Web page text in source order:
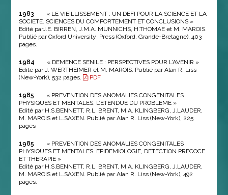
1983 « LE VIEILLISSEMENT : UN DEFI POUR LA SCIENCE ET LA
SOCIETE. SCIENCES DU COMPORTEMENT ET CONCLUSIONS »
Edité parJ.E. BIRREN, J.M.A. MUNNICHS, H.THOMAE et M. MAROIS.
Publié par Oxford University Press (Oxford, Grande-Bretagne), 403
pages.
1984 « DEMENCE SENILE : PERSPECTIVES POUR L’AVENIR »
Edité par J. WERTHEIMER et M. MAROIS. Publié par Alan R. Liss
(New-York), 532 pages.
PDF
1985 « PREVENTION DES ANOMALIES CONGENITALES
PHYSIQUES ET MENTALES. L’ETENDUE DU PROBLEME »
Edité par H.S.BENNETT, R.L. BRENT, M.A. KLINGBERG, J.LAUDER,
M. MAROIS et L.SAXEN. Publié par Alan R. Liss (New-York), 225
pages
1985 « PREVENTION DES ANOMALIES CONGENITALES
PHYSIQUES ET MENTALES. EPIDEMIOLOGIE, DETECTION PRECOCE
ET THERAPIE »
Edité par H.S.BENNETT, R.L. BRENT, M.A. KLINGBERG, J.LAUDER,
M. MAROIS et L.SAXEN. Publié par Alan R. Liss (New-York), 492
pages.